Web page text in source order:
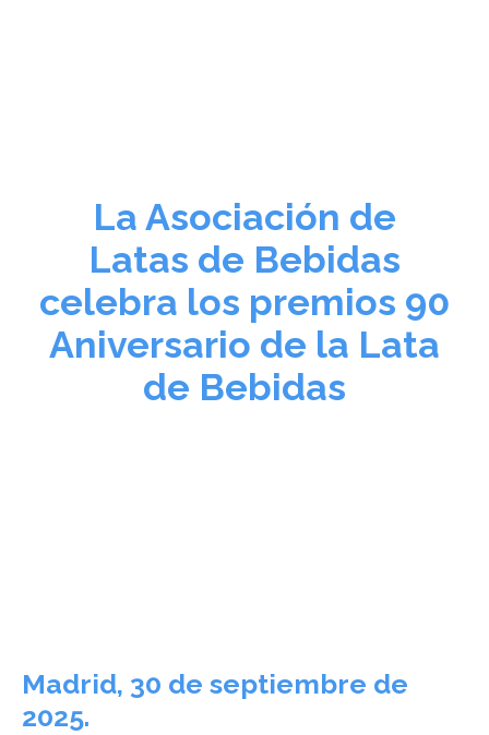
La Asociación de
Latas de Bebidas
celebra los premios 90
Aniversario de la Lata
de Bebidas
Madrid, 30 de septiembre de
2025.